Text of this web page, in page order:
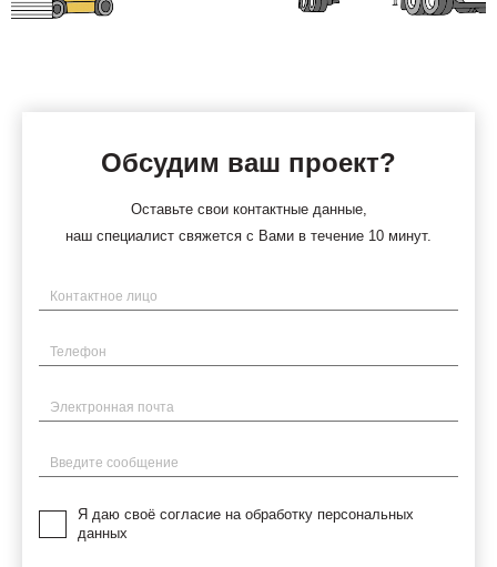
Обсудим ваш проект?
Оставьте свои контактные данные,
наш специалист свяжется с Вами в течение 10 минут.
Имя
Телефон
Электронная почта
Введите сообщение
Я даю своё согласие на обработку персональных
данных